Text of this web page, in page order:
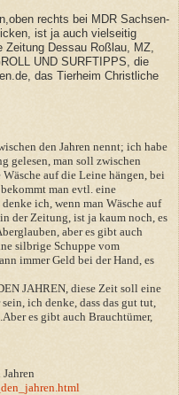
rechts bei MDR Sachsen-
ist ja auch vielseitig
Dessau Roßlau, MZ,
UND SURFTIPPS, die
das Tierheim Christliche
den Jahren nennt; ich habe
gelesen, man soll zwischen
auf die Leine hängen, bei
man evtl. eine
ich, wenn man Wäsche auf
der Zeitung, ist ja kaum noch, es
aber es gibt auch
silbrige Schuppe vom
immer Geld bei der Hand, es
JAHREN, diese Zeit soll eine
ich denke, dass das gut tut,
es gibt auch Brauchtümer,